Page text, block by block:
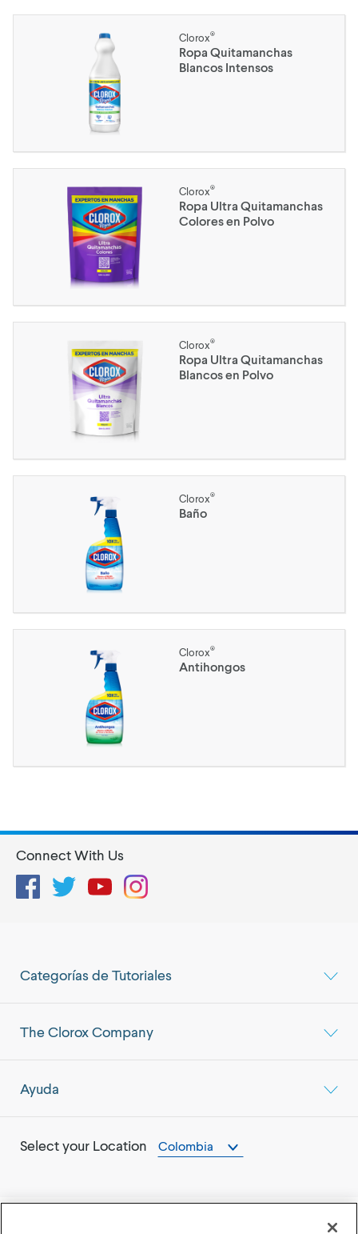
Clorox®
Ropa Quitamanchas
Blancos Intensos
Clorox®
Ropa Ultra Quitamanchas
Colores en Polvo
Clorox®
Ropa Ultra Quitamanchas
Blancos en Polvo
Clorox®
Baño
Clorox®
Antihongos
Categorías de Tutoriales
The Clorox Company
Ayuda
Select your Location Colombia
Connect With Us
FacebookTwitterYouTubeInstagram